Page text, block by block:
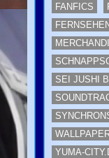
FANFICS
SEI JUSHI
YUMA-